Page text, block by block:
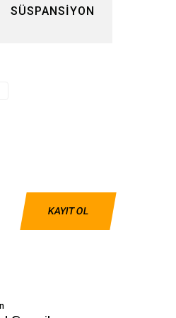
SÜSPANSİYON
KAYIT OL